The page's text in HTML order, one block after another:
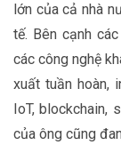
lớn của cả nhà
tế. Bên cạnh
các công nghệ
xuất tuần hoàn,
IoT, blockchain,
của ông cũng